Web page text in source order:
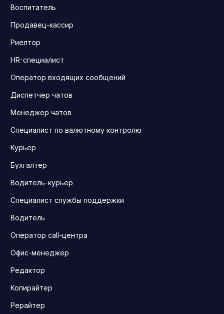
Воспитатель
Продавец-кассир
Риелтор
HR-специалист
Оператор входящих сообщений
Диспетчер чатов
Менеджер чатов
Специалист по валютному контролю
Курьер
Бухгалтер
Водитель-курьер
Специалист службы поддержки
Водитель
Оператор call-центра
Офис-менеджер
Редактор
Копирайтер
Рерайтер